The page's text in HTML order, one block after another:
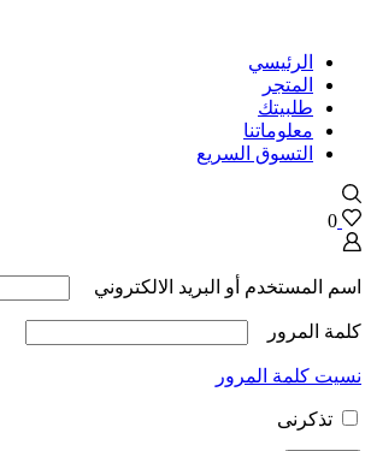
الرئيسي
المتجر
طلبيتك
معلوماتنا
التسوق السريع
0
اسم المستخدم أو البريد الالكتروني
كلمة المرور
نسيت كلمة المرور
تذكرنى